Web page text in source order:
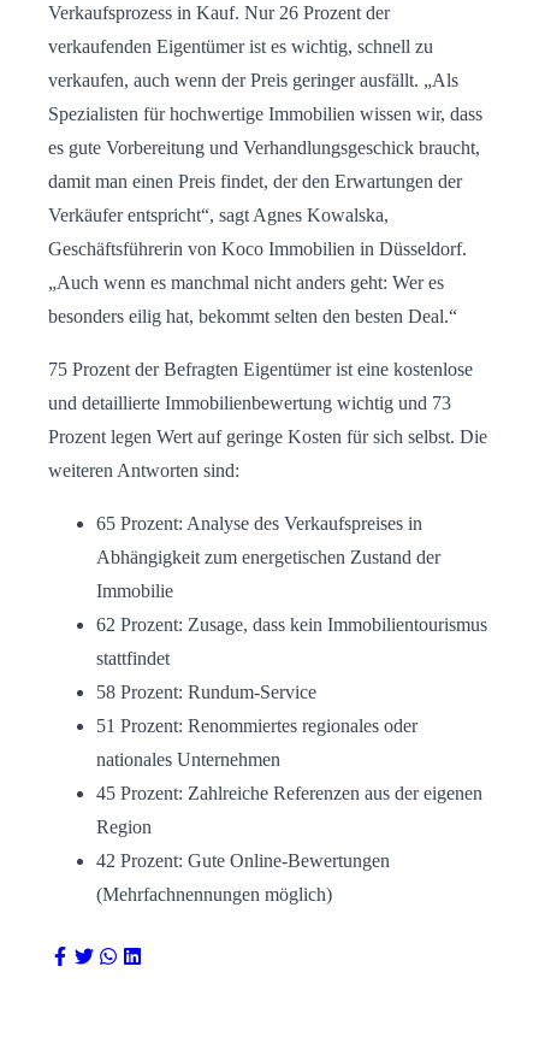
Verkaufsprozess in Kauf. Nur 26 Prozent der
verkaufenden Eigentümer ist es wichtig, schnell zu
verkaufen, auch wenn der Preis geringer ausfällt. „Als
Spezialisten für hochwertige Immobilien wissen wir, dass
es gute Vorbereitung und Verhandlungsgeschick braucht,
damit man einen Preis findet, der den Erwartungen der
Verkäufer entspricht“, sagt Agnes Kowalska,
Geschäftsführerin von Koco Immobilien in Düsseldorf.
„Auch wenn es manchmal nicht anders geht: Wer es
besonders eilig hat, bekommt selten den besten Deal.“
75 Prozent der Befragten Eigentümer ist eine kostenlose
und detaillierte Immobilienbewertung wichtig und 73
Prozent legen Wert auf geringe Kosten für sich selbst. Die
weiteren Antworten sind:
65 Prozent: Analyse des Verkaufspreises in
Abhängigkeit zum energetischen Zustand der
Immobilie
62 Prozent: Zusage, dass kein Immobilientourismus
stattfindet
58 Prozent: Rundum-Service
51 Prozent: Renommiertes regionales oder
nationales Unternehmen
45 Prozent: Zahlreiche Referenzen aus der eigenen
Region
42 Prozent: Gute Online-Bewertungen
(Mehrfachnennungen möglich)